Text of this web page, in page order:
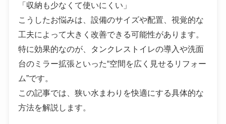
「収納も少なくて使いにくい」
こうしたお悩みは、設備のサイズや配置、視覚的な
工夫によって大きく改善できる可能性があります。
特に効果的なのが、タンクレストイレの導入や洗面
台のミラー拡張といった“空間を広く見せるリフォー
ム”です。
この記事では、狭い水まわりを快適にする具体的な
方法を解説します。